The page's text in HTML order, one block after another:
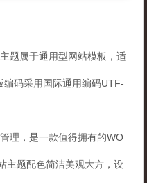
题属于通用型网站模板，适
编码采用国际通用编码UTF-
理，是一款值得拥有的WO
主题配色简洁美观大方，设